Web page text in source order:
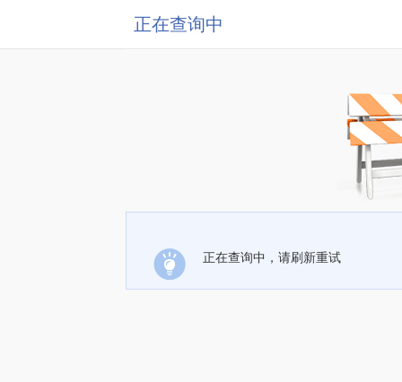
正在查询中
正在查询中，请刷新重试